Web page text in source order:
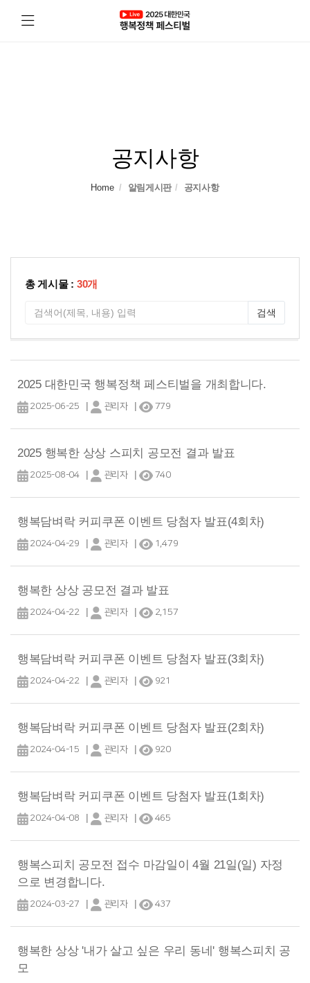
공지사항
Home 알림게시판 공지사항
총 게시물 : 30개
검색
2025 대한민국 행복정책 페스티벌을 개최합니다.
2025-06-25 | 관리자 | 779
2025 행복한 상상 스피치 공모전 결과 발표
2025-08-04 | 관리자 | 740
행복담벼락 커피쿠폰 이벤트 당첨자 발표(4회차)
2024-04-29 | 관리자 | 1,479
행복한 상상 공모전 결과 발표
2024-04-22 | 관리자 | 2,157
행복담벼락 커피쿠폰 이벤트 당첨자 발표(3회차)
2024-04-22 | 관리자 | 921
행복담벼락 커피쿠폰 이벤트 당첨자 발표(2회차)
2024-04-15 | 관리자 | 920
행복담벼락 커피쿠폰 이벤트 당첨자 발표(1회차)
2024-04-08 | 관리자 | 465
행복스피치 공모전 접수 마감일이 4월 21일(일) 자정
으로 변경합니다.
2024-03-27 | 관리자 | 437
행복한 상상 '내가 살고 싶은 우리 동네' 행복스피치 공
모